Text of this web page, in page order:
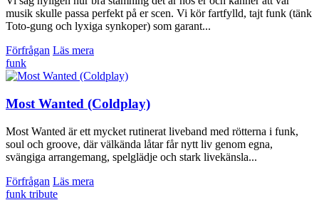
musik skulle passa perfekt på er scen. Vi kör fartfylld, tajt funk (tänk
Toto-gung och lyxiga synkoper) som garant...
Förfrågan Läs mera
funk
Most Wanted (Coldplay)
Most Wanted är ett mycket rutinerat liveband med rötterna i funk,
soul och groove, där välkända låtar får nytt liv genom egna,
svängiga arrangemang, spelglädje och stark livekänsla...
Förfrågan Läs mera
funk tribute